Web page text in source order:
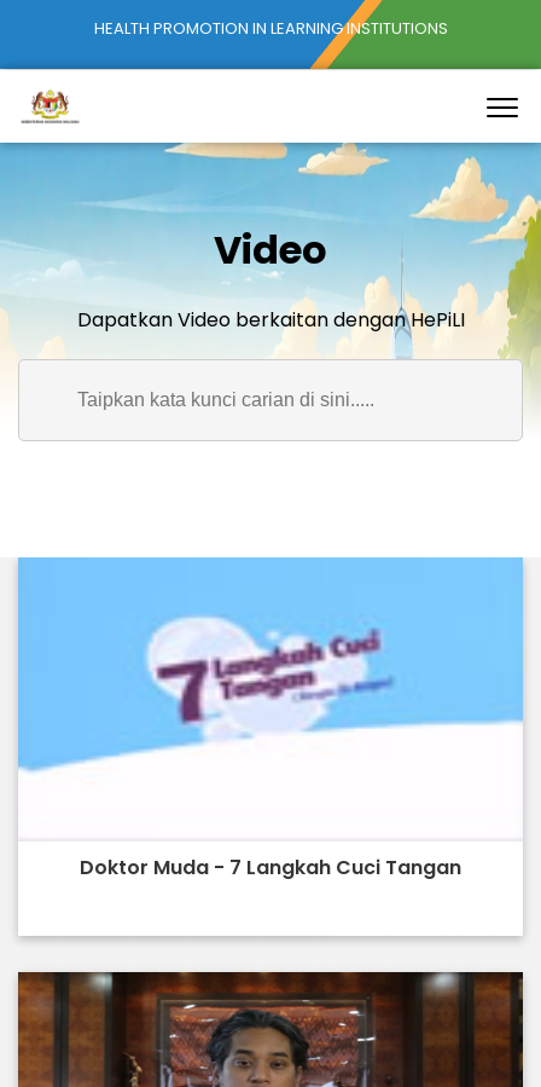
HEALTH PROMOTION IN LEARNING INSTITUTIONS
Video
Dapatkan Video berkaitan dengan HePiLI
Doktor Muda - 7 Langkah Cuci Tangan